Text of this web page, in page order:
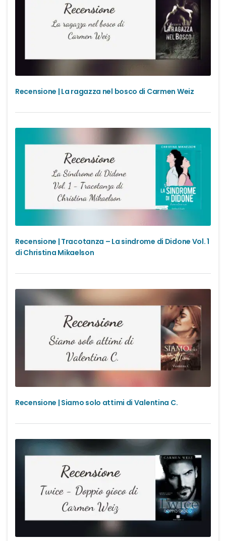
Recensione | La ragazza nel bosco di Carmen Weiz
Recensione | Tracotanza – La sindrome di Didone Vol. 1
di Christina Mikaelson
Recensione | Siamo solo attimi di Valentina C.